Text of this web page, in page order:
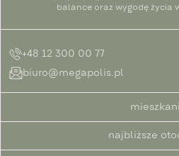
balance oraz wygodę życia
+48 12 300 00 77
biuro@megapolis.pl
najbliższe